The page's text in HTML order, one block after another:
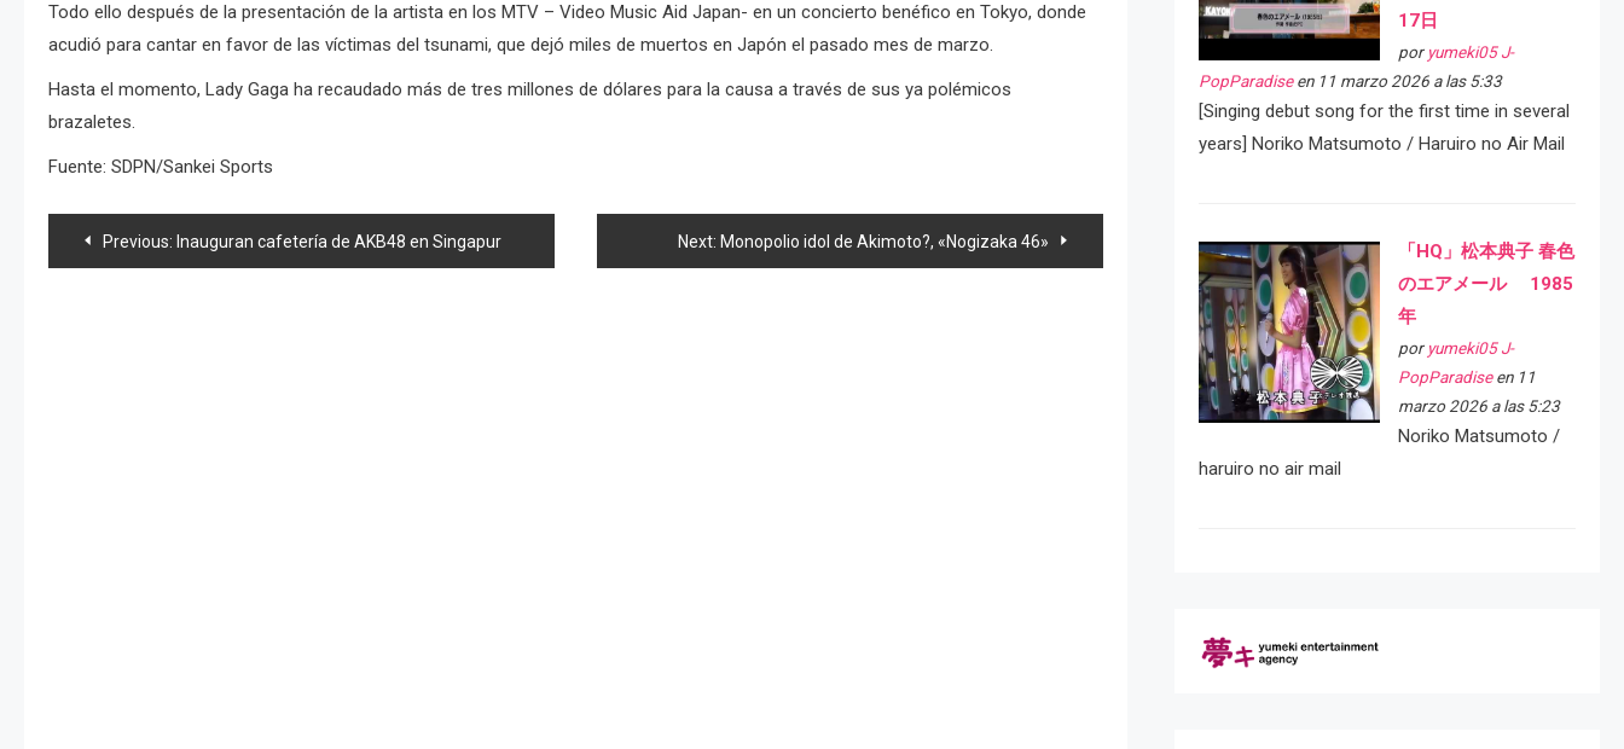
Todo ello después de la presentación de la artista en los MTV – Video Music Aid Japan- en un concierto benéfico en Tokyo, donde
acudió para cantar en favor de las víctimas del tsunami, que dejó miles de muertos en Japón el pasado mes de marzo.
Hasta el momento, Lady Gaga ha recaudado más de tres millones de dólares para la causa a través de sus ya polémicos
brazaletes.
Fuente: SDPN/Sankei Sports
Navegación
Previous: Inauguran cafetería de AKB48 en Singapur Next: Monopolio idol de Akimoto?, «Nogizaka 46»
17日
por yumeki05 J-
PopParadiseen 11 marzo 2026 a las 5:33
[Singing debut song for the first time in several
years] Noriko Matsumoto / Haruiro no Air Mail
「HQ」松本典子 春色
のエアメール 1985
年
por yumeki05 J-
PopParadiseen 11
marzo 2026 a las 5:23
Noriko Matsumoto /
haruiro no air mail